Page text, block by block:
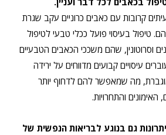
קרובות עם כאבים כרוניים עקב שגרת
טיפול בעיסוי פועל ככלי טבעי לטיפול
וסרוטונין, שהם משככי הכאבים הטבעיים
עיסויים קבועים מדווחים על ירידה
מה שמאפשר להם לדחוף יותר
והתחרויות.
גם בנוגע לבריאות הנפשית של